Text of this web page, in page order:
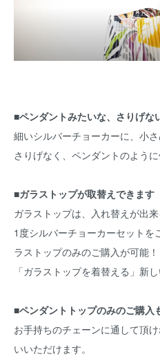
■ペンダントみたいな、さりげな
細いシルバーチョーカーに、小
さりげなく、ペンダントのように
■ガラストップが取替えできます
ガラストップは、入れ替えが出来
1度シルバーチョーカーセット
ラストップのみのご購入が可能！
「ガラストップを着替える」新
■ペンダントトップのみのご購入
お手持ちのチェーンに通して頂
いいただけます。